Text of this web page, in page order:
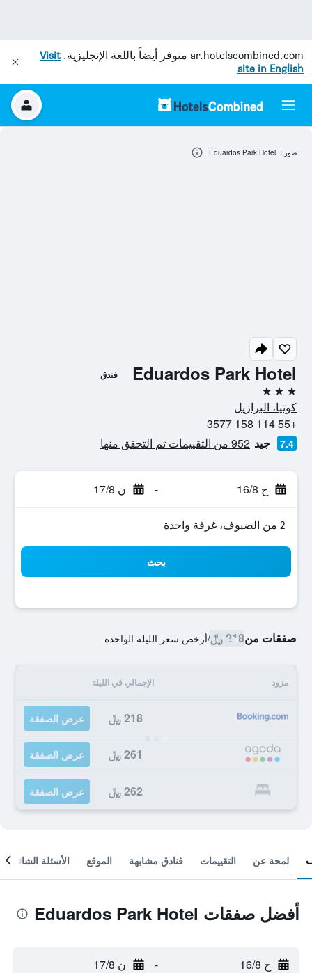
ar.hotelscombined.com متوفر أيضاً باللغة الإنجليزية.Visit
site in English
Eduardos Park Hotel فندق
3 نجوم
كوتيا، البرازيل
+55 114 158 3577
7.4 جيد 952 من التقييمات تم التحقق منها
ح 16/8 - ن 17/8
2 من الضيوف، غرفة واحدة
بحث
صفقات من218 ﷼ /أرخص سعر الليلة الواحدة
مزود الإجمالي في الليلة
218 ﷼ عرض الصفقة
261 ﷼ عرض الصفقة
262 ﷼ عرض الصفقة
صور لـ Eduardos Park Hotel
لمحة عن التقييمات فنادق مشابهة الموقع الأسئلة الشائعة
أفضل صفقات Eduardos Park Hotel
ح 16/8 - ن 17/8